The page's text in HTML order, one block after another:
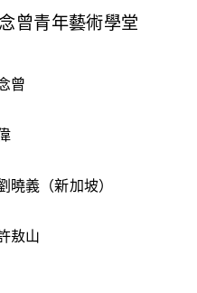
曾青年藝術學堂
曾
義（新加坡）
敖山